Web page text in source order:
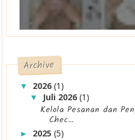
Archive
▼ 2026(1)
▼ Juli 2026(1)
Kelola Pesanan dan
Chec...
► 2025(5)